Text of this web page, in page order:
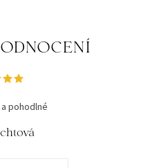
pohodlné